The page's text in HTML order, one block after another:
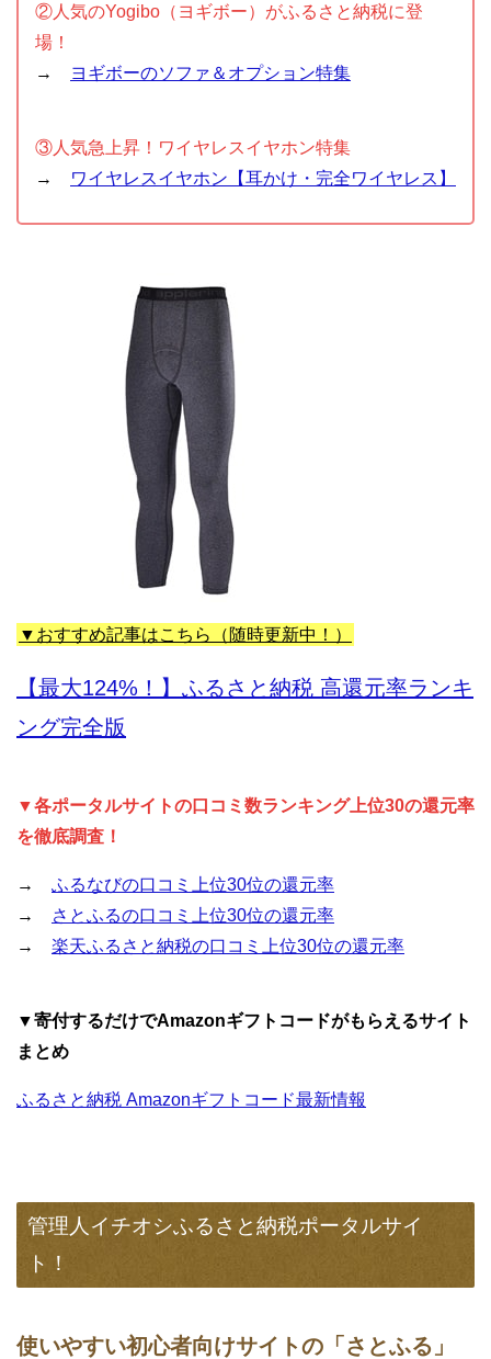
②人気のYogibo（ヨギボー）がふるさと納税に登
場！
→
ヨギボーのソファ＆オプション特集
③人気急上昇！ワイヤレスイヤホン特集
→
ワイヤレスイヤホン【耳かけ・完全ワイヤレス】
▼おすすめ記事はこちら（随時更新中！）
【最大124%！】ふるさと納税 高還元率ランキ
ング完全版
▼各ポータルサイトの口コミ数ランキング上位30の還元率
を徹底調査！
→ ふるなびの口コミ上位30位の還元率
→
さとふるの口コミ上位30位の還元率
→ 楽天ふるさと納税の口コミ上位30位の還元率
▼寄付するだけでAmazonギフトコードがもらえるサイト
まとめ
ふるさと納税 Amazonギフトコード最新情報
管理人イチオシふるさと納税ポータルサイ
ト！
使いやすい初心者向けサイトの「さとふる」